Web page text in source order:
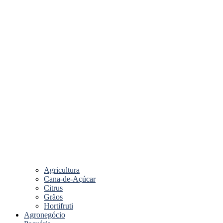
Agricultura
Cana-de-Açúcar
Citrus
Grãos
Hortifruti
Agronegócio